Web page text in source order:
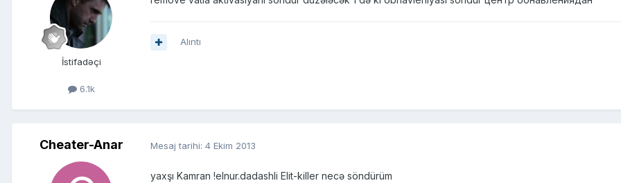
İstifadəçi
6.1k
Alıntı
Cheater-Anar Mesaj tarihi: 4 Ekim 2013
yaxşı Kamran !elnur.dadashli Elit-killer necə söndürüm